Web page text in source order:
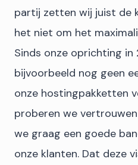
partij zetten wij juist de
het niet om het
Sinds onze oprichting in
bijvoorbeeld nog geen
onze hostingpakketten
proberen we
we graag een goede
onze klanten. Dat deze